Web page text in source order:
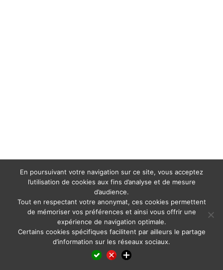
LinkedIn
X WhatsAppPinterest
En poursuivant votre navigation sur ce site, vous acceptez
l’utilisation de cookies aux fins d’analyse et de mesure
d’audience.
Tout en respectant votre anonymat, ces cookies permettent
de mémoriser vos préférences et ainsi vous offrir une
expérience de navigation optimale.
Certains cookies spécifiques facilitent par ailleurs le partage
d’information sur les réseaux sociaux.